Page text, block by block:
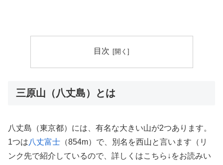
目次
三原山（八丈島）とは
八丈島（東京都）には、有名な大きい山が2つあります。
1つは八丈富士 （854m）で、別名を西山と言います（リ
ンク先で紹介しているので、詳しくはこちら↓をお読みい